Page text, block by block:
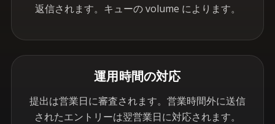
返信されます。キューの volume によります。
運用時間の対応
提出は営業日に審査されます。営業時間外に送信
されたエントリーは翌営業日に対応されます。